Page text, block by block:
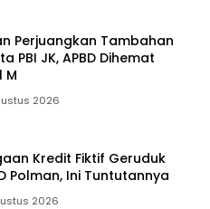
Perjuangkan Tambahan
PBI JK, APBD Dihemat
M
2026
Kredit Fiktif Geruduk
Polman, Ini Tuntutannya
2026